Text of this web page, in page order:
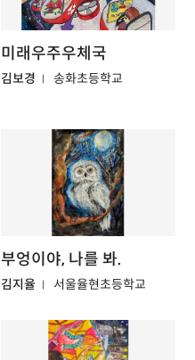
미래우주우체국
김보경 송화초등학교
부엉이야, 나를 봐.
김지율 서울율현초등학교